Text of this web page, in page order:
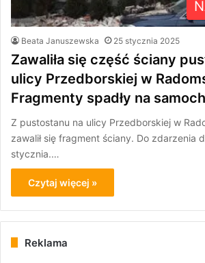
Beata Januszewska 25 stycznia 2025
Zawaliła się część ściany
ulicy Przedborskiej w
Fragmenty spadły na
Z pustostanu na ulicy Przedborskiej w
zawalił się fragment ściany. Do zdarzenia
stycznia.…
Czytaj więcej »
Reklama